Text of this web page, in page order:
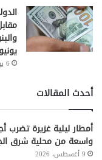
يونيو 2021م
6 يونيو، 2021
أحدث المقالات
أمطار ليلية غزيرة تضرب
واسعة من محلية شرق
9 أغسطس، 2026